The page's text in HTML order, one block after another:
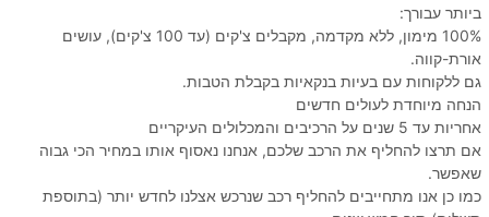
ביותר עבורך:
100% מימון, ללא מקדמה, מקבלים צ'קים (עד 100 צ'קים), עושים
אורת-קווה.
גם ללקוחות עם בעיות בנקאיות בקבלת הטבות.
הנחה מיוחדת לעולים חדשים
אחריות עד 5 שנים על הרכיבים והמכלולים העיקריים
אם תרצו להחליף את הרכב שלכם, אנחנו נאסוף אותו במחיר הכי גבוה
שאפשר.
כמו כן אנו מתחייבים להחליף רכב שנרכש אצלנו לחדש יותר (בתוספת